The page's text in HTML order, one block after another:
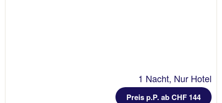
1 Nacht, Nur Hotel
Preis p.P. ab CHF 144